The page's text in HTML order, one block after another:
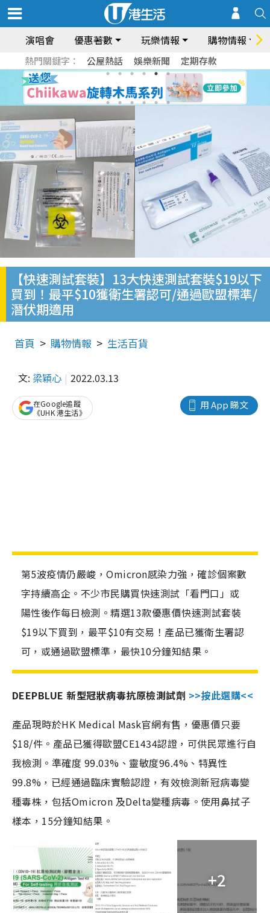
演唱會 優惠著數 玩樂情報 購物情報
熱門關鍵字： 公屋熱話 娛樂新聞 定期存款
【快速測試套裝】13大快速測試套裝$19以下
買到！最平$10獲衛生署認可/通過歐盟標準/
潛伏期適用
首頁 購物情報 生活百貨
文: 梁穎心 2022.03.13
用 App 睇文
在Google追蹤
《UHK 港生活》
第5波疫情仍嚴峻，Omicron感染力強，確診個案數
字持續高企。不少市民購買快速測試「看門口」或
陽性後作每日檢測。精選13款優惠價快速測試套裝
$19以下買到，最平$10有交易！產品已獲衛生署認
可，或通過歐盟標準，最快10分鐘知結果。
DEEPBLUE 新型冠狀病毒抗原檢測試劑 >>按此選購<<
產品現時於HK Medical Mask官網有售，優惠價只要
$18/件。產品已獲得歐盟CE1434認證，可供民眾進行自
我檢測。準確度 99.03%、靈敏度96.4%、特異性
99.8%，已經通過臨床實驗認證，有效檢測新冠病毒變
種毒株，包括Omicron 及Delta變種病毒。使用鼻拭子
樣本，15分鐘知結果。
+2